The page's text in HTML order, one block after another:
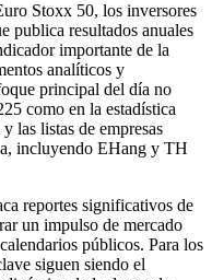
Stoxx 50, los inversores
publica resultados anuales
importante de la
analíticos y
principal del día no
como en la estadística
las listas de empresas
incluyendo EHang y TH
reportes significativos de
un impulso de mercado
públicos. Para los
siguen siendo el